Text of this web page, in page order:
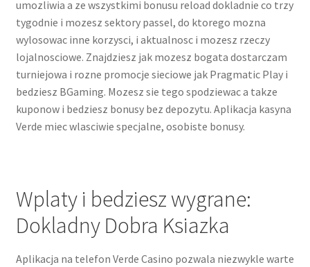
umozliwia a ze wszystkimi bonusu reload dokladnie co trzy
tygodnie i mozesz sektory passel, do ktorego mozna
wylosowac inne korzysci, i aktualnosc i mozesz rzeczy
lojalnosciowe. Znajdziesz jak mozesz bogata dostarczam
turniejowa i rozne promocje sieciowe jak Pragmatic Play i
bedziesz BGaming. Mozesz sie tego spodziewac a takze
kuponow i bedziesz bonusy bez depozytu. Aplikacja kasyna
Verde miec wlasciwie specjalne, osobiste bonusy.
Wplaty i bedziesz wygrane:
Dokladny Dobra Ksiazka
Aplikacja na telefon Verde Casino pozwala niezwykle warte